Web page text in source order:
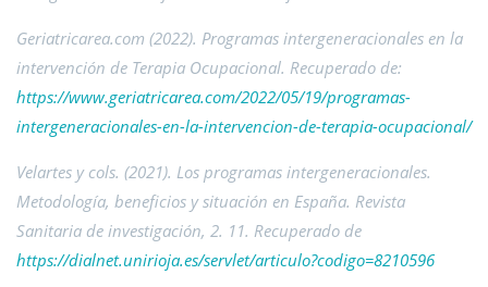
Geriatricarea.com (2022). Programas intergeneracionales en la
intervención de Terapia Ocupacional. Recuperado de:
https://www.geriatricarea.com/2022/05/19/programas-
intergeneracionales-en-la-intervencion-de-terapia-ocupacional/
Velartes y cols. (2021). Los programas intergeneracionales.
Metodología, beneficios y situación en España. Revista
Sanitaria de investigación, 2. 11. Recuperado de
https://dialnet.unirioja.es/servlet/articulo?codigo=8210596